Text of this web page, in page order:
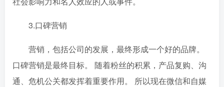
3.口碑营销
营销，包括公司的发展，最终形成一个好的品牌。
口碑营销是最终目标。 随着粉丝的积累，产品复购、沟
通、危机公关都发挥着重要作用。 所以现在微信和自媒